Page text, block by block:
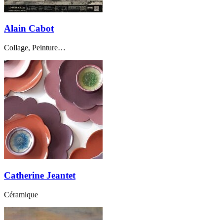
Alain Cabot
Collage, Peinture…
Catherine Jeantet
Céramique